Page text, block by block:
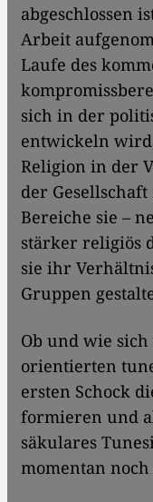
abgeschlossen
Arbeit
Laufe des
sich in der
entwickeln
Religion in der
der
Bereiche sie –
stärker religiös
sie ihr
Gruppen
Ob und wie
orientierten
ersten Schock
formieren und
säkulares
momentan